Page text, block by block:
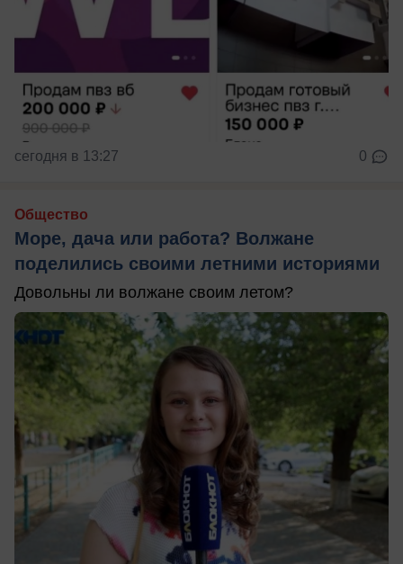
сегодня в 13:27 0
Общество
Море, дача или работа? Волжане
поделились своими летними историями
Довольны ли волжане своим летом?